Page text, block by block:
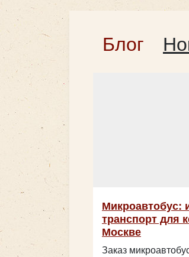
Блог
Микроавтобус:
транспорт для
Москве
Заказ